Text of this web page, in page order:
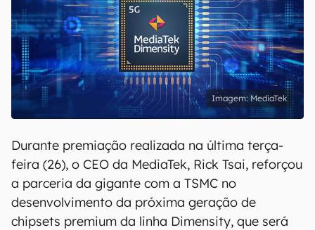
MediaTek
Durante premiação realizada na última terça-
feira (26), o CEO da MediaTek, Rick Tsai, reforçou
a parceria da gigante com a TSMC no
desenvolvimento da próxima geração de
chipsets premium da linha Dimensity, que será